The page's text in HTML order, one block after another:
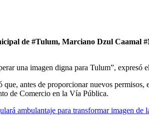
de #Tulum, Marciano Dzul Caamal
una imagen digna para Tulum”, expresó
antes de proporcionar nuevos permisos,
de Comercio en la Vía Pública.